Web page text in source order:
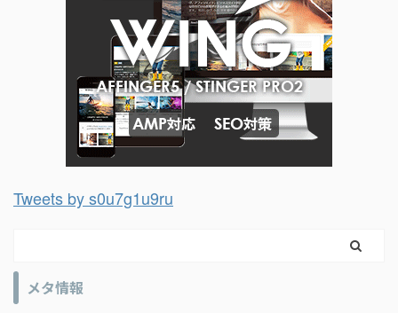
Tweets by s0u7g1u9ru
メタ情報